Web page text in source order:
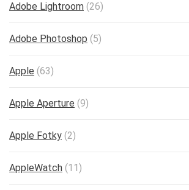
Adobe Lightroom (26)
Adobe Photoshop (5)
Apple (63)
Apple Aperture (9)
Apple Fotky (2)
AppleWatch (11)